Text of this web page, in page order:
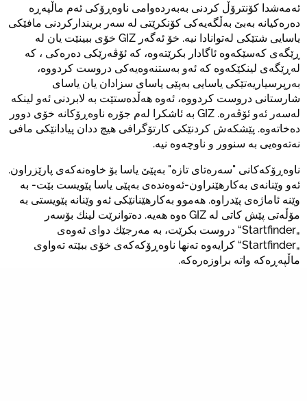
ئەمەشدا کۆنترۆڵ کردنی بەبەردەوامی ناوەڕۆکی ئەم ماڵپەڕە
دەرەکیانە بەبێ بەڵگەیەکی کۆنکرێتی لە سەر بریندارکردنی مافێکی
یاسایی شتێکی لەتوانادا نیە. خۆ ئەگەر GIZ خۆی ببینێت یان لە
ڕێگەی کەسێکەوە ئاگادار بکرێتەوە، کە ئۆڤەرێکی دەرەکی ، کە
لەڕێگەی لینکێکەوە کە ئەو بەستنەوەیەکی دروست کردووە،
بەرپرسیاریەتێکی یاسایی بەپێی یاسای سزادان یان یاسای
شارستانی دروست کردووە، ئەوە هەڵدەستێت بە لابردنی ئەو لینکە
لەسەر ئەو ئۆڤەرە. GIZ بە ئاشکرا لەم جۆرە ناوەڕۆکانە خۆی دوور
دەخاتەوە. پێشکەش کردنێکی کارتۆگرافی هیچ ددان پیادانێکی مافی
نەتەوەیی بە سنوور و ناوچەوە نیە.
ناوەڕۆکەکانی "سەرەتای تازە" بەپێێ یاسا بۆ خاوەنەکەی پارێزراون.
ئەو وێنانەی بەکارهێنراون-ئەوەندەی بەپێی یاسا پێویست بێت- بە
وێنە ئاماژەی پێدراوە. هەموو بەکارهێنانێکی ئەو وێنانە پێویستی بە
مۆڵەتی پێش کاتی لە GIZ ەوە هەیە. دەتوانرێت لینك بۆسەر
„Startfinder“ دروست بکرێت، بە مەرجێك دوای ئەوەی
„Startfinder“ کرایەوە تەنها ناوەڕۆکەکەی خۆی ببێتە تەواوی
ماڵپەڕەکە واتە براوزەرەکە.